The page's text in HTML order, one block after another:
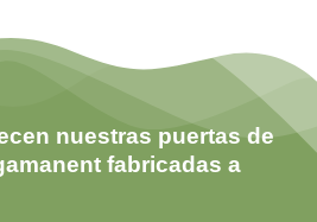
nuestras puertas de
fabricadas a